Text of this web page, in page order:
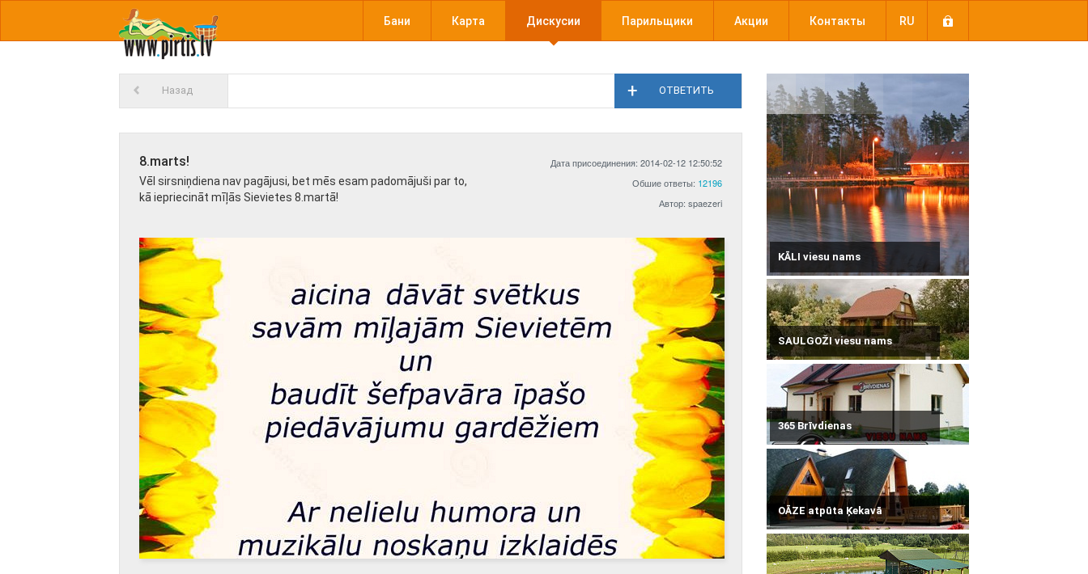
Бани Карта Дискусии Парильщики Акции Контакты RU
KĀLI viesu nams
SAULGOŽI viesu nams
365 Brīvdienas
OĀZE atpūta Ķekavā
Назад ОТВЕТИТЬ
8.marts!
Vēl sirsniņdiena nav pagājusi, bet mēs esam padomājuši par to,
kā iepriecināt mīļās Sievietes 8.martā!
Дата присоединения: 2014-02-12 12:50:52
Обшие ответы: 12196
Автор: spaezeri